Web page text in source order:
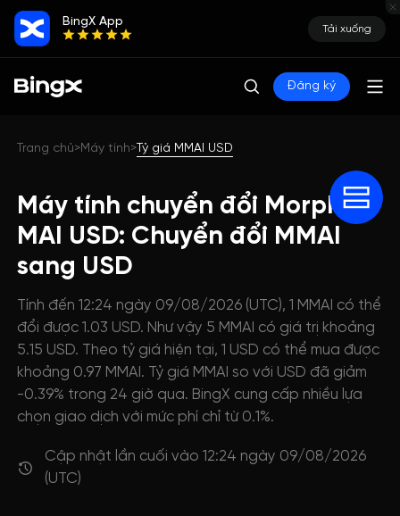
BingX App
Tải xuống
Đăng ký
Trang chủ>Máy tính>Tỷ giá MMAI USD
Máy tính chuyển đổi Morpho
MAI USD: Chuyển đổi MMAI
sang USD
Tính đến 12:24 ngày 09/08/2026 (UTC), 1 MMAI có thể
đổi được 1.03 USD. Như vậy 5 MMAI có giá trị khoảng
5.15 USD. Theo tỷ giá hiện tại, 1 USD có thể mua được
khoảng 0.97 MMAI. Tỷ giá MMAI so với USD đã giảm
-0.39% trong 24 giờ qua. BingX cung cấp nhiều lựa
chọn giao dịch với mức phí chỉ từ 0.1%.
Cập nhật lần cuối vào 12:24 ngày 09/08/2026
(UTC)